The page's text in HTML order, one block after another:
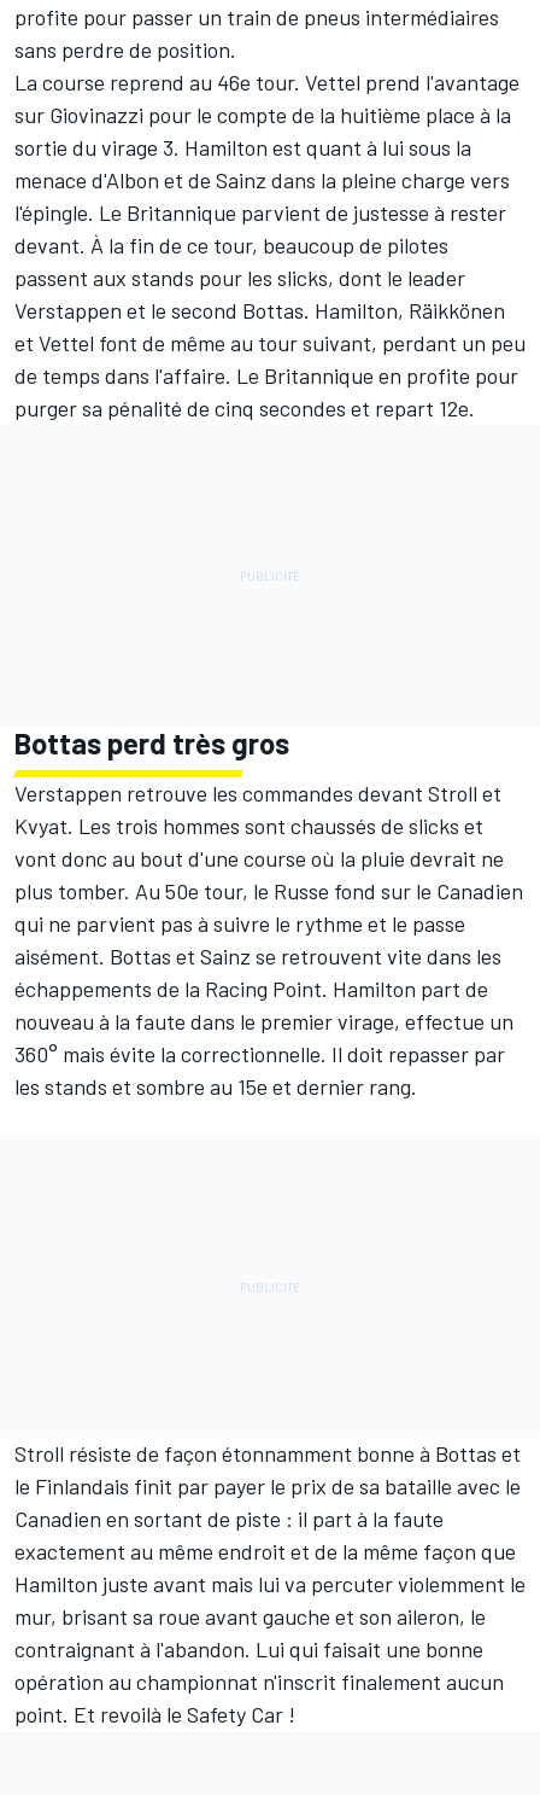
profite pour passer un train de pneus intermédiaires
sans perdre de position.
La course reprend au 46e tour. Vettel prend l'avantage
sur Giovinazzi pour le compte de la huitième place à la
sortie du virage 3. Hamilton est quant à lui sous la
menace d'Albon et de Sainz dans la pleine charge vers
l'épingle. Le Britannique parvient de justesse à rester
devant. À la fin de ce tour, beaucoup de pilotes
passent aux stands pour les slicks, dont le leader
Verstappen et le second Bottas. Hamilton, Räikkönen
et Vettel font de même au tour suivant, perdant un peu
de temps dans l'affaire. Le Britannique en profite pour
purger sa pénalité de cinq secondes et repart 12e.
Bottas perd très gros
Verstappen retrouve les commandes devant Stroll et
Kvyat. Les trois hommes sont chaussés de slicks et
vont donc au bout d'une course où la pluie devrait ne
plus tomber. Au 50e tour, le Russe fond sur le Canadien
qui ne parvient pas à suivre le rythme et le passe
aisément. Bottas et Sainz se retrouvent vite dans les
échappements de la Racing Point. Hamilton part de
nouveau à la faute dans le premier virage, effectue un
360° mais évite la correctionnelle. Il doit repasser par
les stands et sombre au 15e et dernier rang.
Stroll résiste de façon étonnamment bonne à Bottas et
le Finlandais finit par payer le prix de sa bataille avec le
Canadien en sortant de piste : il part à la faute
exactement au même endroit et de la même façon que
Hamilton juste avant mais lui va percuter violemment le
mur, brisant sa roue avant gauche et son aileron, le
contraignant à l'abandon. Lui qui faisait une bonne
opération au championnat n'inscrit finalement aucun
point. Et revoilà le Safety Car !